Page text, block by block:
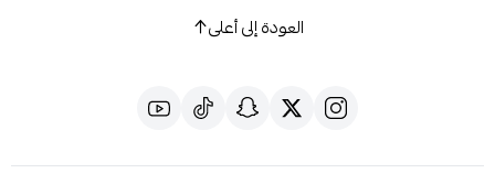
العودة إلى أعلى